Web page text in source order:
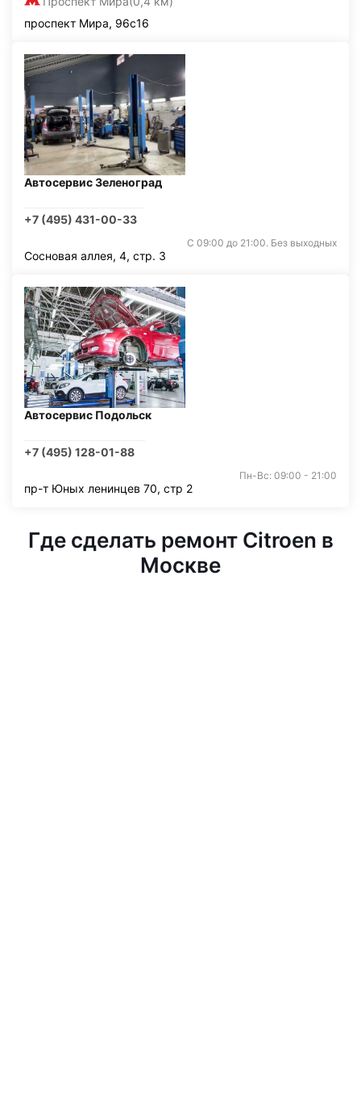
проспект Мира, 96с16
Автосервис Зеленоград
+7 (495) 431-00-33
С 09:00 до 21:00. Без выходных
Сосновая аллея, 4, стр. 3
Автосервис Подольск
+7 (495) 128-01-88
Пн-Вс: 09:00 - 21:00
пр-т Юных ленинцев 70, стр 2
Где сделать ремонт Citroen в
Москве